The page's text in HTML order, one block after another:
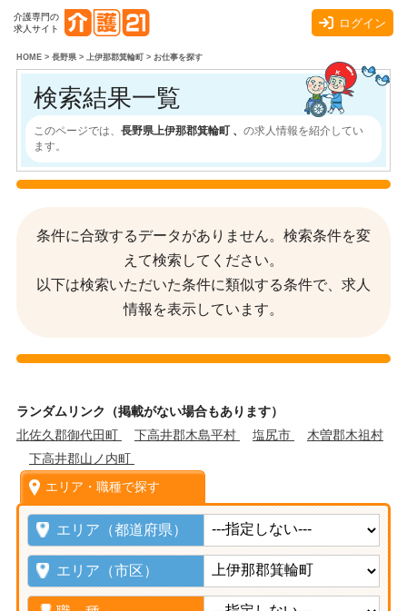
介護専門の
求人サイト
ログイン
HOME> 長野県> 上伊那郡箕輪町> お仕事を探す
検索結果一覧
このページでは、 長野県上伊那郡箕輪町 、 の求人情報を紹介してい
ます。
条件に合致するデータがありません。検索条件を変
えて検索してください。
以下は検索いただいた条件に類似する条件で、求人
情報を表示しています。
ランダムリンク（掲載がない場合もあります）
北佐久郡御代田町
下高井郡木島平村 塩尻市
木曽郡木祖村
下高井郡山ノ内町
エリア・職種で探す
エリア（都道府県）
エリア（市区）